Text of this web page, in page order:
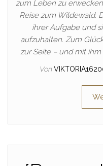
zum Leben zu
Reise zum Wildewald.
ihrer Aufgabe und
aufzuhalten. Zum
zur Seite – und mit
Von